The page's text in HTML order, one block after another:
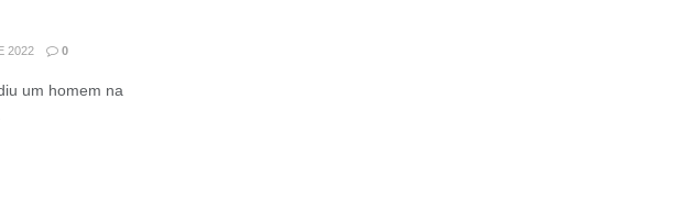
2022 0
um homem na